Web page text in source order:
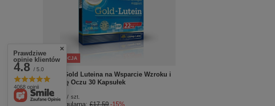
PROMOCJA
Olimp Gold Luteina na Wsparcie Wzroku i
Ochronę Oczu 30 Kapsułek
£14.95 / szt.
Cena regularna: £17.59 -15%
Prawdziwe
opinie klientów
4.8 / 5.0
4068 opinii